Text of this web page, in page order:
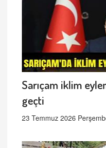
Sarıçam iklim
geçti
23 Temmuz 2026